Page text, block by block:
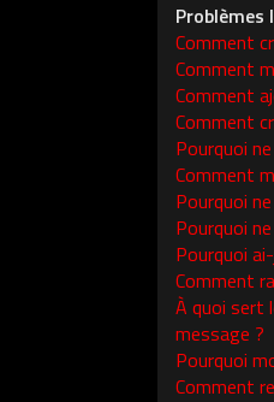
Problèmes
Comment
Comment
Comment
Comment
Pourquoi
Comment
Pourquoi
Pourquoi
Pourquoi
Comment
À quoi sert
message ?
Pourquoi
Comment